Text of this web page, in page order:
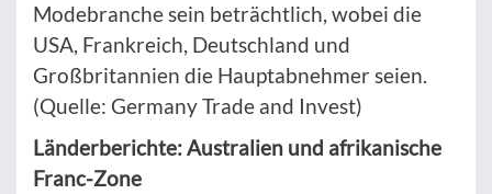
Modebranche sein beträchtlich, wobei die
USA, Frankreich, Deutschland und
Großbritannien die Hauptabnehmer seien.
(Quelle: Germany Trade and Invest)
Länderberichte: Australien und afrikanische
Franc-Zone